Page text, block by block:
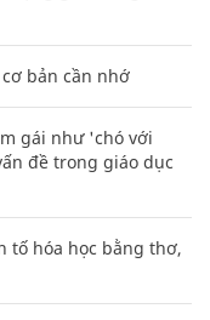
bản cần nhớ
gái như 'chó với
đề trong giáo dục
tố hóa học bằng thơ,